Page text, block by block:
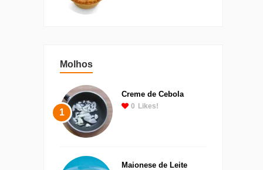
Molhos
1
Creme de Cebola
0 Likes!
Maionese de Leite